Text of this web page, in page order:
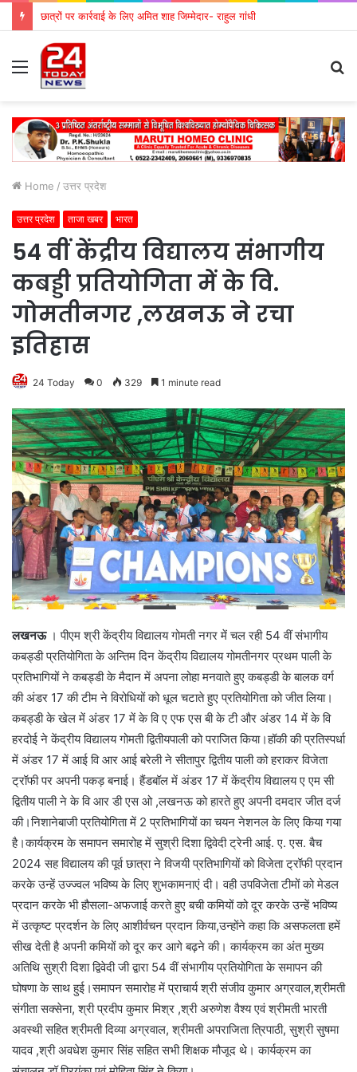
छात्रों पर कार्रवाई के लिए अमित शाह जिम्मेदार- राहुल गांधी
Menu
Home / उत्तर प्रदेश
उत्तर प्रदेश ताजा खबर भारत
54 वीं केंद्रीय विद्यालय संभागीय
कबड्डी प्रतियोगिता में के वि.
गोमतीनगर ,लखनऊ ने रचा
इतिहास
24 Today 0 329 1 minute read
लखनऊ। पीएम श्री केंद्रीय विद्यालय गोमती नगर में चल रही 54 वीं संभागीय
कबड्डी प्रतियोगिता के अन्तिम दिन केंद्रीय विद्यालय गोमतीनगर प्रथम पाली के
प्रतिभागियों ने कबड्डी के मैदान में अपना लोहा मनवाते हुए कबड्डी के बालक वर्ग
की अंडर 17 की टीम ने विरोधियों को धूल चटाते हुए प्रतियोगिता को जीत लिया।
कबड्डी के खेल में अंडर 17 में के वि ए एफ एस बी के टी और अंडर 14 में के वि
हरदोई ने केंद्रीय विद्यालय गोमती द्वितीयपाली को पराजित किया।हॉकी की प्रतिस्पर्धा
में अंडर 17 में आई वि आर आई बरेली ने सीतापुर द्वितीय पाली को हराकर विजेता
ट्रॉफी पर अपनी पकड़ बनाई। हैंडबॉल में अंडर 17 में केंद्रीय विद्यालय ए एम सी
द्वितीय पाली ने के वि आर डी एस ओ ,लखनऊ को हारते हुए अपनी दमदार जीत दर्ज
की।निशानेबाजी प्रतियोगिता में 2 प्रतिभागियों का चयन नेशनल के लिए किया गया
है।कार्यक्रम के समापन समारोह में सुश्री दिशा द्विवेदी ट्रेनी आई. ए. एस. बैच
2024 सह विद्यालय की पूर्व छात्रा ने विजयी प्रतिभागियों को विजेता ट्रॉफी प्रदान
करके उन्हें उज्ज्वल भविष्य के लिए शुभकामनाएं दी। वही उपविजेता टीमों को मेडल
प्रदान करके भी हौसला-अफजाई करते हुए बची कमियों को दूर करके उन्हें भविष्य
में उत्कृष्ट प्रदर्शन के लिए आशीर्वचन प्रदान किया,उन्होंने कहा कि असफलता हमें
सीख देती है अपनी कमियों को दूर कर आगे बढ़ने की। कार्यक्रम का अंत मुख्य
अतिथि सुश्री दिशा द्विवेदी जी द्वारा 54 वीं संभागीय प्रतियोगिता के समापन की
घोषणा के साथ हुई।समापन समारोह में प्राचार्य श्री संजीव कुमार अग्रवाल,श्रीमती
संगीता सक्सेना, श्री प्रदीप कुमार मिश्र ,श्री अरुणेश वैश्य एवं श्रीमती भारती
अवस्थी सहित श्रीमती दिव्या अग्रवाल, श्रीमती अपराजिता त्रिपाठी, सुश्री सुषमा
यादव ,श्री अवधेश कुमार सिंह सहित सभी शिक्षक मौजूद थे। कार्यक्रम का